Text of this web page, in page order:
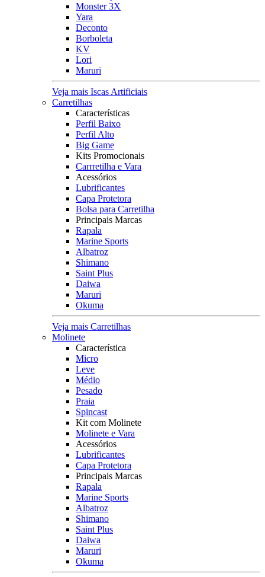
Monster 3X
Yara
Deconto
Borboleta
KV
Lori
Maruri
Veja mais Iscas Artificiais
Carretilhas
Características
Perfil Baixo
Perfil Alto
Big Game
Kits Promocionais
Carrretilha e Vara
Acessórios
Lubrificantes
Capa Protetora
Bolsa para Carretilha
Principais Marcas
Rapala
Marine Sports
Albatroz
Shimano
Saint Plus
Daiwa
Maruri
Okuma
Veja mais Carretilhas
Molinete
Característica
Micro
Leve
Médio
Pesado
Praia
Spincast
Kit com Molinete
Molinete e Vara
Acessórios
Lubrificantes
Capa Protetora
Principais Marcas
Rapala
Marine Sports
Albatroz
Shimano
Saint Plus
Daiwa
Maruri
Okuma